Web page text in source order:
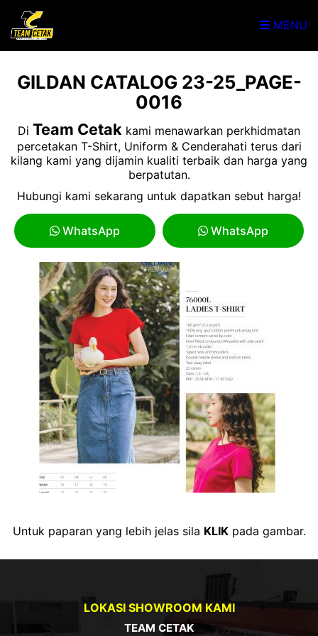
MENU
GILDAN CATALOG 23-25_PAGE-
0016
Di Team Cetak kami menawarkan perkhidmatan
percetakan T-Shirt, Uniform & Cenderahati terus dari
kilang kami yang dijamin kualiti terbaik dan harga yang
berpatutan.
Hubungi kami sekarang untuk dapatkan sebut harga!
WhatsApp WhatsApp
Untuk paparan yang lebih jelas sila KLIKpada gambar.
LOKASI SHOWROOM KAMI
TEAM CETAK